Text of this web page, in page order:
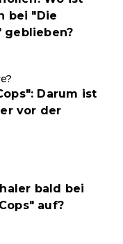
bei "Die
geblieben?
Darum ist
vor der
bald bei
auf?